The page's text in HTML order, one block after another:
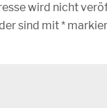
wird nicht
sind mit*